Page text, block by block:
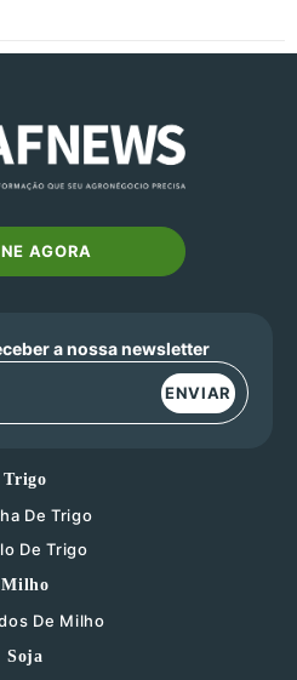
AGORA
a nossa newsletter
ENVIAR
Trigo
De Trigo
De Trigo
Milho
De Milho
Soja